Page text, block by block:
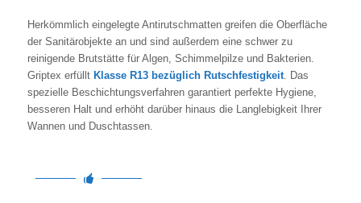
Herkömmlich eingelegte Antirutschmatten greifen die Ober­fläche
der Sanitärobjekte an und sind außerdem eine schwer zu
reinigende Brutstätte für Algen, Schimmelpilze und Bakterien.
Griptex erfüllt Klasse R13 bezüglich Rutschfestigkeit. Das
spezielle Beschichtungsverfahren garantiert perfekte Hygiene,
besseren Halt und erhöht darüber hinaus die Langlebigkeit Ihrer
Wannen und Duschtassen.